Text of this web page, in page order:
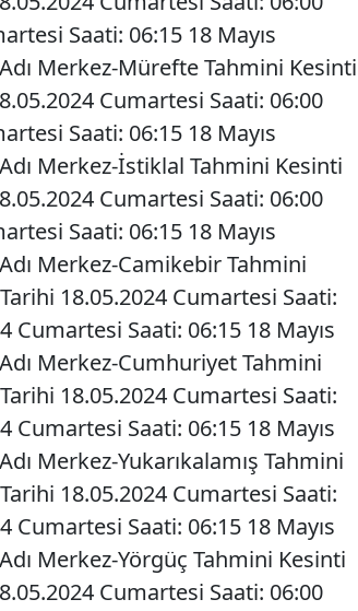
Saati: 06:15 18 Mayıs
Merkez-Mürefte Tahmini Kesinti
Cumartesi Saati: 06:00
Saati: 06:15 18 Mayıs
Merkez-İstiklal Tahmini Kesinti
Cumartesi Saati: 06:00
Saati: 06:15 18 Mayıs
Merkez-Camikebir Tahmini
18.05.2024 Cumartesi Saati:
Cumartesi Saati: 06:15 18 Mayıs
Merkez-Cumhuriyet Tahmini
18.05.2024 Cumartesi Saati:
Cumartesi Saati: 06:15 18 Mayıs
Merkez-Yukarıkalamış Tahmini
18.05.2024 Cumartesi Saati:
Cumartesi Saati: 06:15 18 Mayıs
Merkez-Yörgüç Tahmini Kesinti
Cumartesi Saati: 06:00